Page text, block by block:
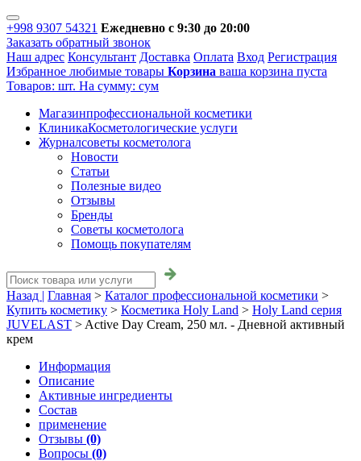
+998 9307 54321 Ежедневно с 9:30 до 20:00
Заказать обратный звонок
Наш адрес Консультант Доставка Оплата Вход Регистрация
Избранное любимые товары Корзина ваша корзина пуста
Товаров: шт. На сумму: сум
Магазинпрофессиональной косметики
КлиникаКосметологические услуги
Журналсоветы косметолога
Новости
Статьи
Полезные видео
Отзывы
Бренды
Советы косметолога
Помощь покупателям
Назад | Главная > Каталог профессиональной косметики >
Купить косметику > Косметика Holy Land > Holy Land серия
JUVELAST > Active Day Cream, 250 мл. - Дневной активный
крем
Информация
Описание
Активные ингредиенты
Состав
применение
Отзывы (0)
Вопросы (0)